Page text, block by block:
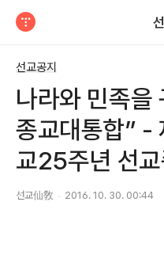
선교공지
나라와 민족을
종교대통합” -
교25주년 선
선교仙敎 2016. 10. 30. 00:44